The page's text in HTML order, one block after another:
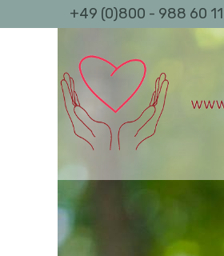
+49 (0)800 - 988 60